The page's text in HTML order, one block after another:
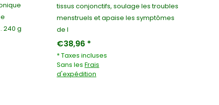
240 g
tissus conjonctifs, soulage les troubles
menstruels et apaise les symptômes
de l
€38,96 *
* Taxes incluses
Sans les Frais
d'expédition